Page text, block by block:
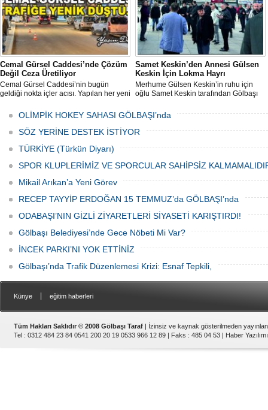
Cemal Gürsel Caddesi’nde Çözüm
Değil Ceza Üretiliyor
Cemal Gürsel Caddesi’nin bugün
geldiği nokta içler acısı. Yapılan her yeni
adeta başka bir noktaya taşıyor
Samet Keskin’den Annesi Gülsen
Keskin İçin Lokma Hayrı
Merhume Gülsen Keskin’in ruhu için
oğlu Samet Keskin tarafından Gölbaşı
önünde lokma ikramı gerçekleştirildi.
Düzenlenen hayra çok sayıda siyasi
temsilci, sivil toplum kuruluşu üyeleri ve
OLİMPİK HOKEY SAHASI GÖLBAŞI’nda
SÖZ YERİNE DESTEK İSTİYOR
TÜRKİYE (Türkün Diyarı)
SPOR KLUPLERİMİZ VE SPORCULAR SAHİPSİZ
Mikail Arıkan’a Yeni Görev
RECEP TAYYİP ERDOĞAN 15 TEMMUZ’da GÖLBAŞI’nda
ODABAŞI’NIN GİZLİ ZİYARETLERİ SİYASETİ KARIŞTIRDI!
Gölbaşı Belediyesi’nde Gece Nöbeti Mi Var?
İNCEK PARKI’NI YOK ETTİNİZ
Gölbaşı’nda Trafik Düzenlemesi Krizi: Esnaf Tepkili,
Künye eğitim haberleri
Tüm Hakları Saklıdır © 2008 Gölbaşı Taraf | İzinsiz ve kaynak gösterilmeden
Tel : 0312 484 23 84 0541 200 20 19 0533 966 12 89 | Faks : 485 04 53 | Haber Yazılımı